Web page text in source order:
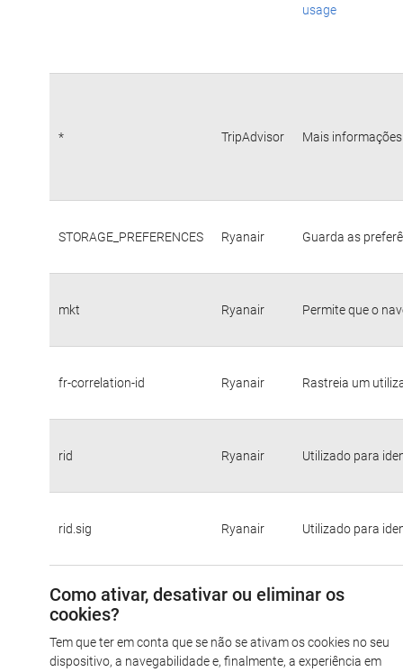
usage
* TripAdvisor Mais
STORAGE_PREFERENCES Ryanair Guarda as
mkt Ryanair Permite que o
fr-correlation-id Ryanair Rastreia um
rid Ryanair Utilizado para
rid.sig Ryanair Utilizado para
Como ativar, desativar ou eliminar os
cookies?
Tem que ter em conta que se não se ativam os cookies no seu
dispositivo, a navegabilidade e, finalmente, a experiência em